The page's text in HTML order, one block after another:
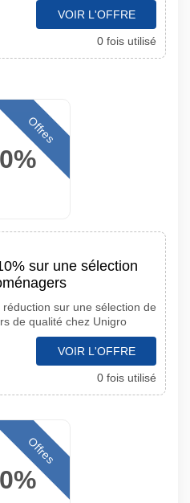
VOIR L'OFFRE
0 fois utilisé
Offres
sur une sélection
sur une sélection de
de qualité chez Unigro
VOIR L'OFFRE
0 fois utilisé
Offres